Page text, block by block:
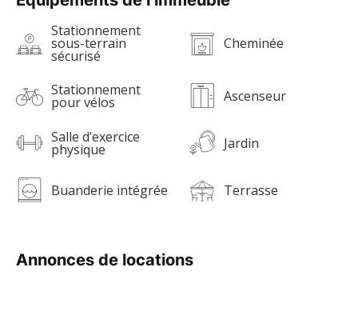
Stationnement
sous-terrain
sécurisé
Cheminée
Stationnement
pour vélos Ascenseur
Salle d’exercice
physique Jardin
Buanderie intégrée Terrasse
Annonces de locations